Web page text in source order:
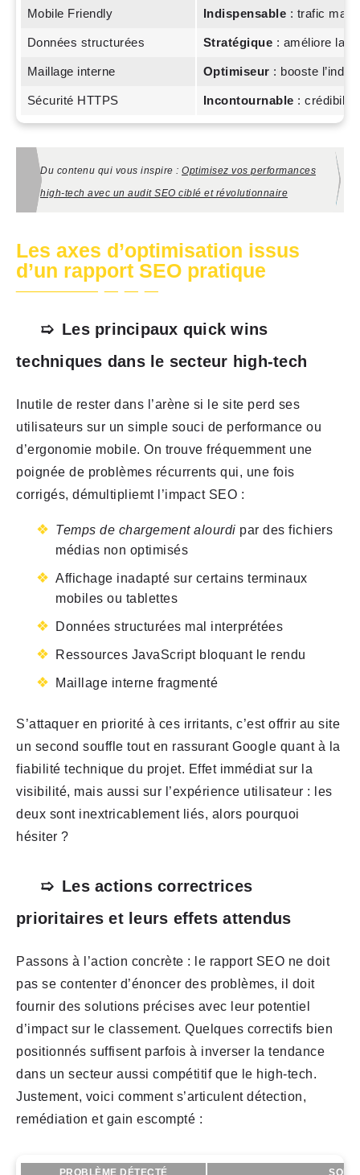
Mobile Friendly Indispensable : trafic
Données structurées Stratégique : améliore la
Maillage interne Optimiseur : booste
Sécurité HTTPS Incontournable :
Du contenu qui vous inspire : Optimisez vos performances
high-tech avec un audit SEO ciblé et révolutionnaire
Les axes d’optimisation issus
d’un rapport SEO pratique
Les principaux quick wins
techniques dans le secteur high-tech
Inutile de rester dans l’arène si le site perd ses
utilisateurs sur un simple souci de performance ou
d’ergonomie mobile. On trouve fréquemment une
poignée de problèmes récurrents qui, une fois
corrigés, démultipliemt l’impact SEO :
Temps de chargement alourdi par des fichiers
médias non optimisés
Affichage inadapté sur certains terminaux
mobiles ou tablettes
Données structurées mal interprétées
Ressources JavaScript bloquant le rendu
Maillage interne fragmenté
S’attaquer en priorité à ces irritants, c’est offrir au site
un second souffle tout en rassurant Google quant à la
fiabilité technique du projet. Effet immédiat sur la
visibilité, mais aussi sur l’expérience utilisateur : les
deux sont inextricablement liés, alors pourquoi
hésiter ?
Les actions correctrices
prioritaires et leurs effets attendus
Passons à l’action concrète : le rapport SEO ne doit
pas se contenter d’énoncer des problèmes, il doit
fournir des solutions précises avec leur potentiel
d’impact sur le classement. Quelques correctifs bien
positionnés suffisent parfois à inverser la tendance
dans un secteur aussi compétitif que le high-tech.
Justement, voici comment s’articulent détection,
remédiation et gain escompté :